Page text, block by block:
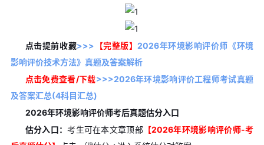
点击提前收藏>>> 【完整版】2026年环境影响评价师《环境
影响评价技术方法》真题及答案解析
点击免费查看/下载>>>2026年环境影响评价工程师考试真题
及答案汇总(4科目汇总)
2026年环境影响评价师考后真题估分入口
估分入口：考生可在本文章顶部【2026年环境影响评价师-考